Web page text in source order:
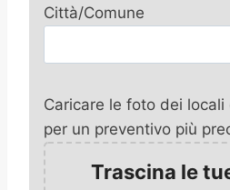
Città/Comune
Caricare le foto dei
per un preventivo più
Trascina le